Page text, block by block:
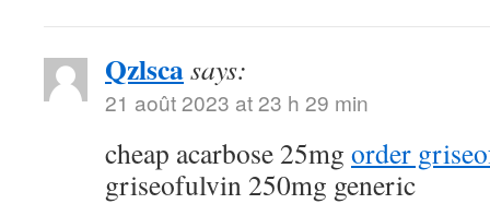
Qzlscasays:
21 août 2023 at 23 h 29 min
cheap acarbose 25mg order
griseofulvin 250mg generic